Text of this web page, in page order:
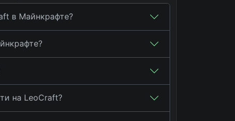
в Майнкрафте?
на LeoCraft?